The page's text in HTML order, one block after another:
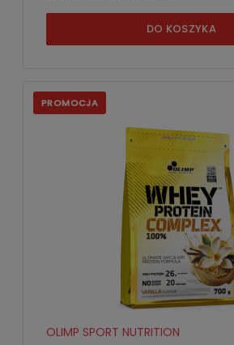
DO KOSZYKA
OLIMP SPORT NUTRITION
PROMOCJA